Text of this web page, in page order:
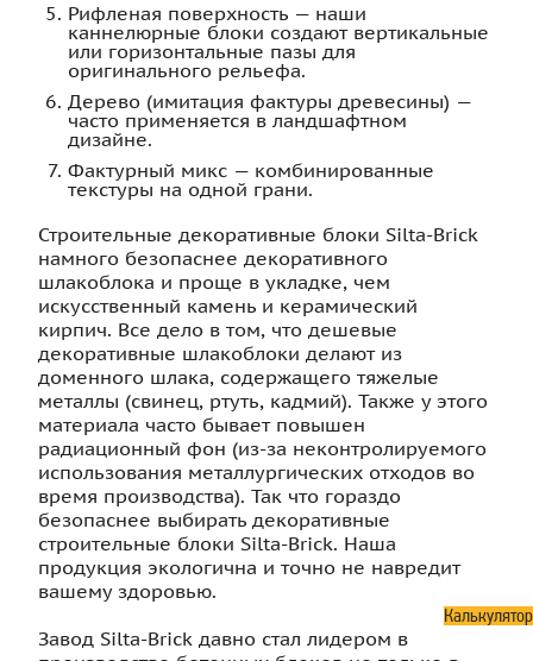
Рифленая поверхность — наши
каннелюрные блоки создают вертикальные
или горизонтальные пазы для
оригинального рельефа.
Дерево (имитация фактуры древесины) —
часто применяется в ландшафтном
дизайне.
Фактурный микс — комбинированные
текстуры на одной грани.
Строительные декоративные блоки Silta-Brick
намного безопаснее декоративного
шлакоблока и проще в укладке, чем
искусственный камень и керамический
кирпич. Все дело в том, что дешевые
декоративные шлакоблоки делают из
доменного шлака, содержащего тяжелые
металлы (свинец, ртуть, кадмий). Также у этого
материала часто бывает повышен
радиационный фон (из-за неконтролируемого
использования металлургических отходов во
время производства). Так что гораздо
безопаснее выбирать декоративные
строительные блоки Silta-Brick. Наша
продукция экологична и точно не навредит
вашему здоровью.
Завод Silta-Brick давно стал лидером в
Калькулятор